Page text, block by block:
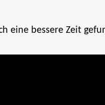
eine bessere Zeit